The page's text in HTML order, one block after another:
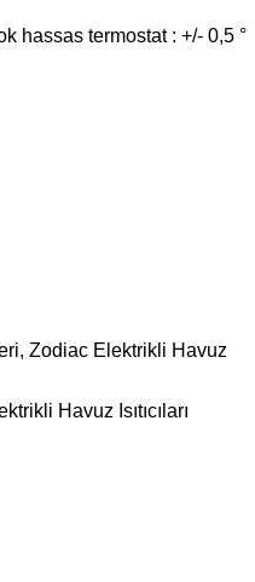
hassas termostat : +/- 0,5 °
Zodiac Elektrikli Havuz
Havuz Isıtıcıları